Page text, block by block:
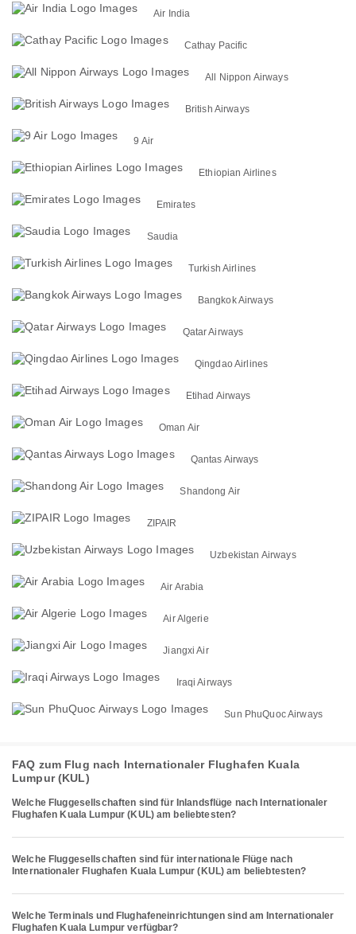
Air India
Cathay Pacific
All Nippon Airways
British Airways
9 Air
Ethiopian Airlines
Emirates
Saudia
Turkish Airlines
Bangkok Airways
Qatar Airways
Qingdao Airlines
Etihad Airways
Oman Air
Qantas Airways
Shandong Air
ZIPAIR
Uzbekistan Airways
Air Arabia
Air Algerie
Jiangxi Air
Iraqi Airways
Sun PhuQuoc Airways
FAQ zum Flug nach Internationaler Flughafen Kuala
Lumpur (KUL)
Welche Fluggesellschaften sind für Inlandsflüge nach Internationaler
Flughafen Kuala Lumpur (KUL) am beliebtesten?
Welche Fluggesellschaften sind für internationale Flüge nach
Internationaler Flughafen Kuala Lumpur (KUL) am beliebtesten?
Welche Terminals und Flughafeneinrichtungen sind am Internationaler
Flughafen Kuala Lumpur verfügbar?